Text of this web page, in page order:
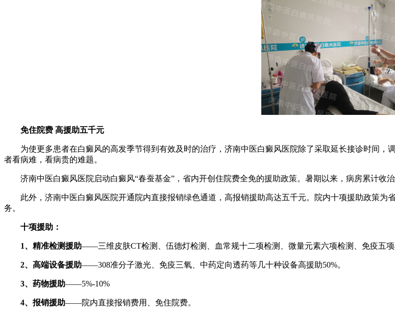
免住院费 高援助五千元
为使更多患者在白癜风的高发季节得到有效及时的治疗，济南中医白癜风医院除了采取延长接诊时间，
者看病难，看病贵的难题。
济南中医白癜风医院启动白癜风“春蚕基金”，省内开创住院费全免的援助政策。暑期以来，病房累计收
此外，济南中医白癜风医院开通院内直接报销绿色通道，高报销援助高达五千元。院内十项援助政策为
务。
十项援助：
1、精准检测援助——三维皮肤CT检测、伍德灯检测、血常规十二项检测、微量元素六项检测、免疫五项
2、高端设备援助——308准分子激光、免疫三氧、中药定向透药等几十种设备高援助50%。
3、药物援助——5%-10%
4、报销援助——院内直接报销费用、免住院费。